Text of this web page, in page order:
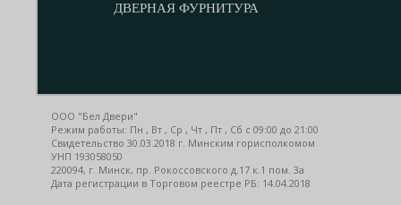
ДВЕРНАЯ ФУРНИТУРА
ООО "Бел Двери"
Режим работы: Пн , Вт , Ср , Чт , Пт , Сб c 09:00 до 21:00
Свидетельство 30.03.2018 г. Минским горисполкомом
УНП 193058050
220094, г. Минск, пр. Рокоссовского д.17 к.1 пом. 3а
Дата регистрации в Торговом реестре РБ: 14.04.2018